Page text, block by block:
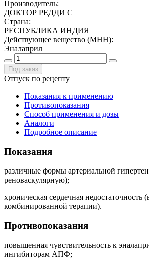
Производитель:
ДОКТОР РЕДДИ С
Страна:
РЕСПУБЛИКА ИНДИЯ
Действующее вещество (МНН):
Эналаприл
Под заказ
Отпуск по рецепту
Показания к применению
Противопоказания
Способ применения и дозы
Аналоги
Подробное описание
Показания
различные формы артериальной
реноваскулярную);
хроническая сердечная недостаточность
комбинированной терапии).
Противопоказания
повышенная чувствительность к
ингибиторам АПФ;